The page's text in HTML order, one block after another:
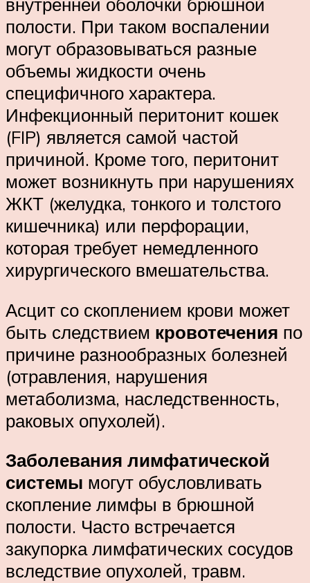
полости. При таком воспалении
могут образовываться разные
объемы жидкости очень
специфичного характера.
Инфекционный перитонит кошек
(FIP) является самой частой
причиной. Кроме того, перитонит
может возникнуть при нарушениях
ЖКТ (желудка, тонкого и толстого
кишечника) или перфорации,
которая требует немедленного
хирургического вмешательства.
Асцит со скоплением крови может
быть следствием кровотечения по
причине разнообразных болезней
(отравления, нарушения
метаболизма, наследственность,
раковых опухолей).
Заболевания лимфатической
системы могут обусловливать
скопление лимфы в брюшной
полости. Часто встречается
закупорка лимфатических сосудов
вследствие опухолей, травм.